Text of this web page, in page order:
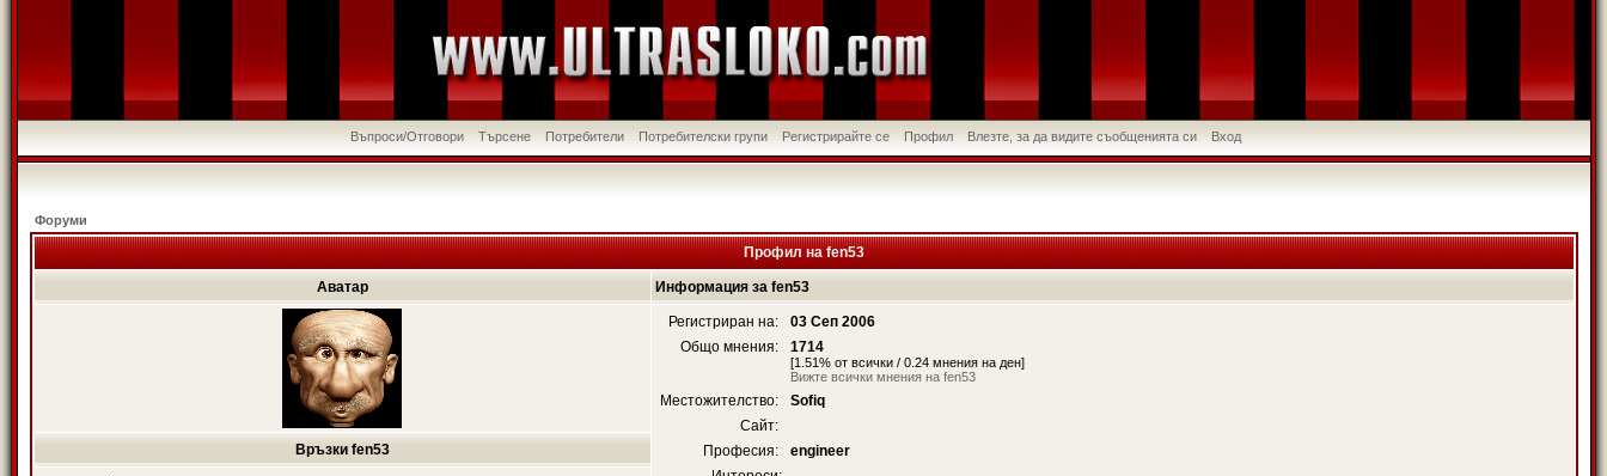
Въпроси/Отговори Търсене Потребители Потребителски групи Регистрирайте се Профил Влезте, за да видите съобщенията си Вход
Форуми
Профил на fen53
Аватар Информация за fen53
Регистриран на:
03 Сеп 2006
Общо мнения:
1714
[1.51% от всички / 0.24 мнения на ден]
Вижте всички мнения на fen53
Местожителство:
Sofiq
Сайт:
Професия:
engineer
Връзки fen53